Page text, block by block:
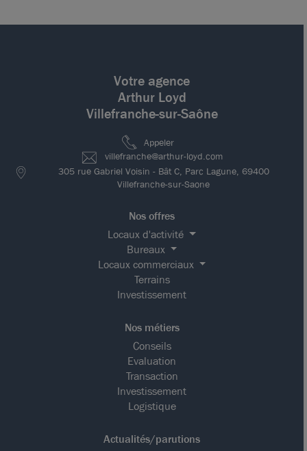
Votre agence
Arthur Loyd
Villefranche-sur-Saône
Appeler
villefranche@arthur-loyd.com
305 rue Gabriel Voisin - Bât C, Parc Lagune, 69400
Villefranche-sur-Saone
Nos offres
Locaux d'activité
Bureaux
Locaux commerciaux
Terrains
Investissement
Nos métiers
Conseils
Evaluation
Transaction
Investissement
Logistique
Actualités/parutions